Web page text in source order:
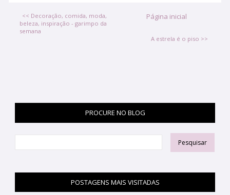
<< Decoração, comida, moda,
beleza, inspiração - garimpo da
semana
A estrela é o piso >>
Página inicial
PROCURE NO BLOG
POSTAGENS MAIS VISITADAS